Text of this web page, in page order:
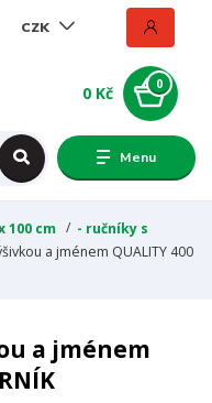
Menu
CZK
0
0 Kč
100 cm
- ručníky s
a jménem QUALITY 400
a jménem